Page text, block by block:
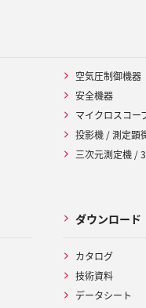
空気圧制御機器
安全機器
マイクロスコー
投影機 / 測定顕
三次元測定機 /
ダウンロード
カタログ
技術資料
データシート